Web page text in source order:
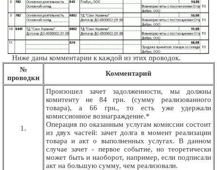
Ниже даны комментарии к каждой из этих проводок.
№
проводки
Комментарий
1.
Произошел зачет задолженности, мы должны
комитенту не 84 грн. (сумму реализованного
товара), а 66 грн., то есть уже удержали
комиссионное вознаграждение.*
Операция по оказанным услугам комиссии состоит
из двух частей: зачет долга в момент реализации
товара и акт о выполненных услугах. В данном
случае зачет - первое событие, но теоретически
может быть и наоборот, например, если подписали
акт на большую сумму, чем реализовали.